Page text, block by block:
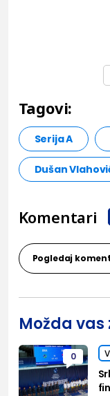
Tagovi:
Serija A
Dušan
Komentari
Pogledaj
Možda
0